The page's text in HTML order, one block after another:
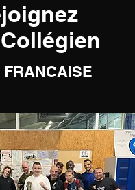
FRANCAISE